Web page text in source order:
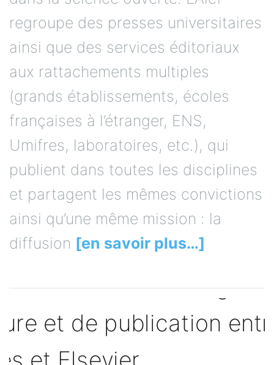
regroupe des presses universitaires
ainsi que des services éditoriaux
aux rattachements multiples
(grands établissements, écoles
françaises à l’étranger, ENS,
Umifres, laboratoires, etc.), qui
publient dans toutes les disciplines
et partagent les mêmes convictions
ainsi qu’une même mission : la
diffusion [en savoir plus…]